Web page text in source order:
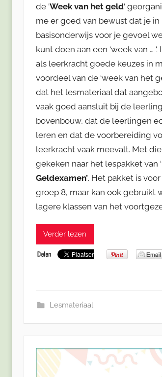
de ‘Week van het geld‘
me er goed van bewust dat je in
basisonderwijs voor je gevoel
kunt doen aan een ‘week van …
als leerkracht goede keuzes in
voordeel van de ‘week van het
dat het lesmateriaal dat
vaak goed aansluit bij de
bovenbouw, dat de leerlingen
leren en dat de voorbereiding
leerkracht vaak meevalt. Met
gekeken naar het lespakket van
Geldexamen’. Het pakket is
groep 8, maar kan ook gebruikt
lagere klassen van het
Verder lezen
Lesmateriaal